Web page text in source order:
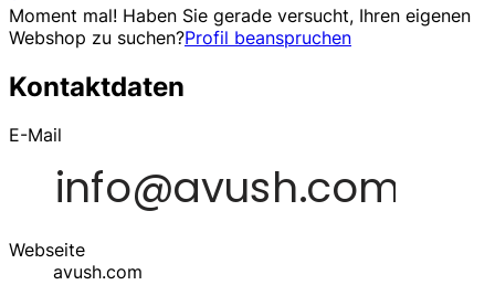
Moment mal! Haben Sie gerade versucht, Ihren eigenen
Webshop zu suchen?Profil beanspruchen
Kontaktdaten
E-Mail
Webseite
avush.com